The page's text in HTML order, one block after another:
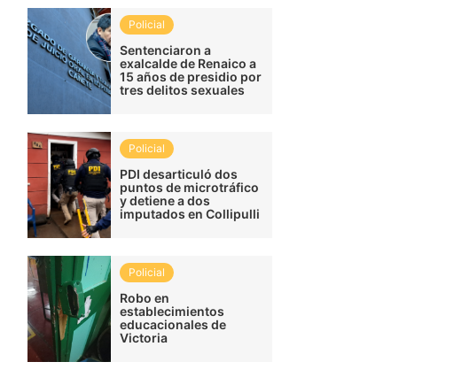
Policial
Sentenciaron a
exalcalde de Renaico a
15 años de presidio por
tres delitos sexuales
Policial
PDI desarticuló dos
puntos de microtráfico
y detiene a dos
imputados en Collipulli
Policial
Robo en
establecimientos
educacionales de
Victoria